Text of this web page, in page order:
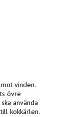
vinden.
övre
använda
kokkärlen.